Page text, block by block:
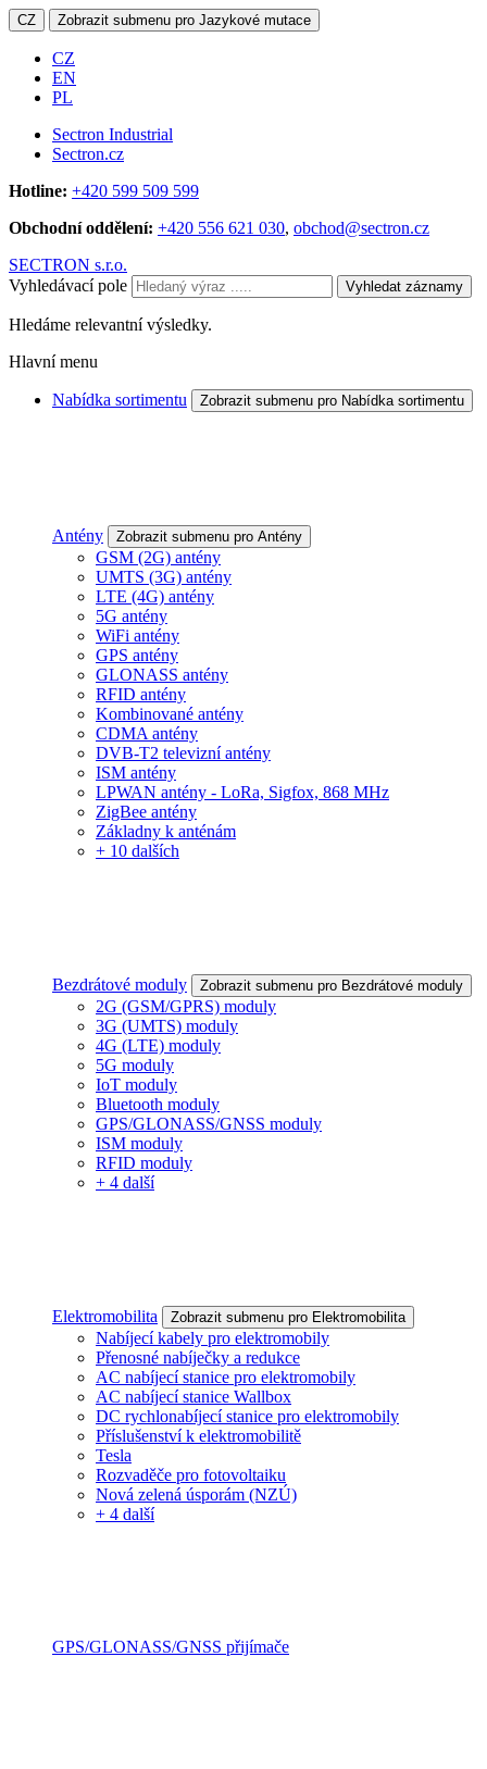
CZ Zobrazit submenu pro Jazykové mutace
CZ
EN
PL
Sectron Industrial
Sectron.cz
Hotline: +420 599 509 599
Obchodní oddělení: +420 556 621 030, obchod@sectron.cz
SECTRON s.r.o.
Vyhledávací pole
Vyhledat záznamy
Hledáme relevantní výsledky.
Hlavní menu
Nabídka sortimentu Zobrazit submenu pro Nabídka sortimentu
Antény Zobrazit submenu pro Antény
GSM (2G) antény
UMTS (3G) antény
LTE (4G) antény
5G antény
WiFi antény
GPS antény
GLONASS antény
RFID antény
Kombinované antény
CDMA antény
DVB-T2 televizní antény
ISM antény
LPWAN antény - LoRa, Sigfox, 868 MHz
ZigBee antény
Základny k anténám
+ 10 dalších
Bezdrátové moduly Zobrazit submenu pro Bezdrátové moduly
2G (GSM/GPRS) moduly
3G (UMTS) moduly
4G (LTE) moduly
5G moduly
IoT moduly
Bluetooth moduly
GPS/GLONASS/GNSS moduly
ISM moduly
RFID moduly
+ 4 další
Elektromobilita Zobrazit submenu pro Elektromobilita
Nabíjecí kabely pro elektromobily
Přenosné nabíječky a redukce
AC nabíjecí stanice pro elektromobily
AC nabíjecí stanice Wallbox
DC rychlonabíjecí stanice pro elektromobily
Příslušenství k elektromobilitě
Tesla
Rozvaděče pro fotovoltaiku
Nová zelená úsporám (NZÚ)
+ 4 další
GPS/GLONASS/GNSS přijímače